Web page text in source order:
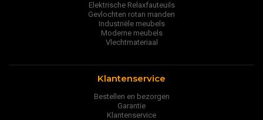
Elektrische Relaxfauteuils
Gevlochten rotan manden
Industriële meubels
Moderne meubels
Vlechtmateriaal
Klantenservice
Bestellen en bezorgen
Garantie
Klantenservice